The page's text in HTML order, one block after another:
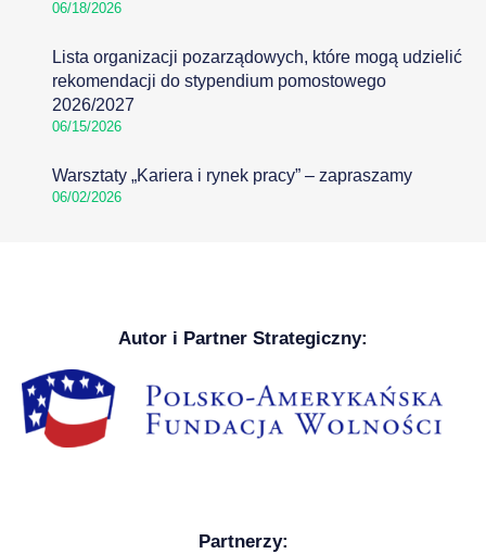
06/18/2026
Lista organizacji pozarządowych, które mogą udzielić
rekomendacji do stypendium pomostowego
2026/2027
06/15/2026
Warsztaty „Kariera i rynek pracy” – zapraszamy
06/02/2026
Autor i Partner Strategiczny:
Partnerzy: